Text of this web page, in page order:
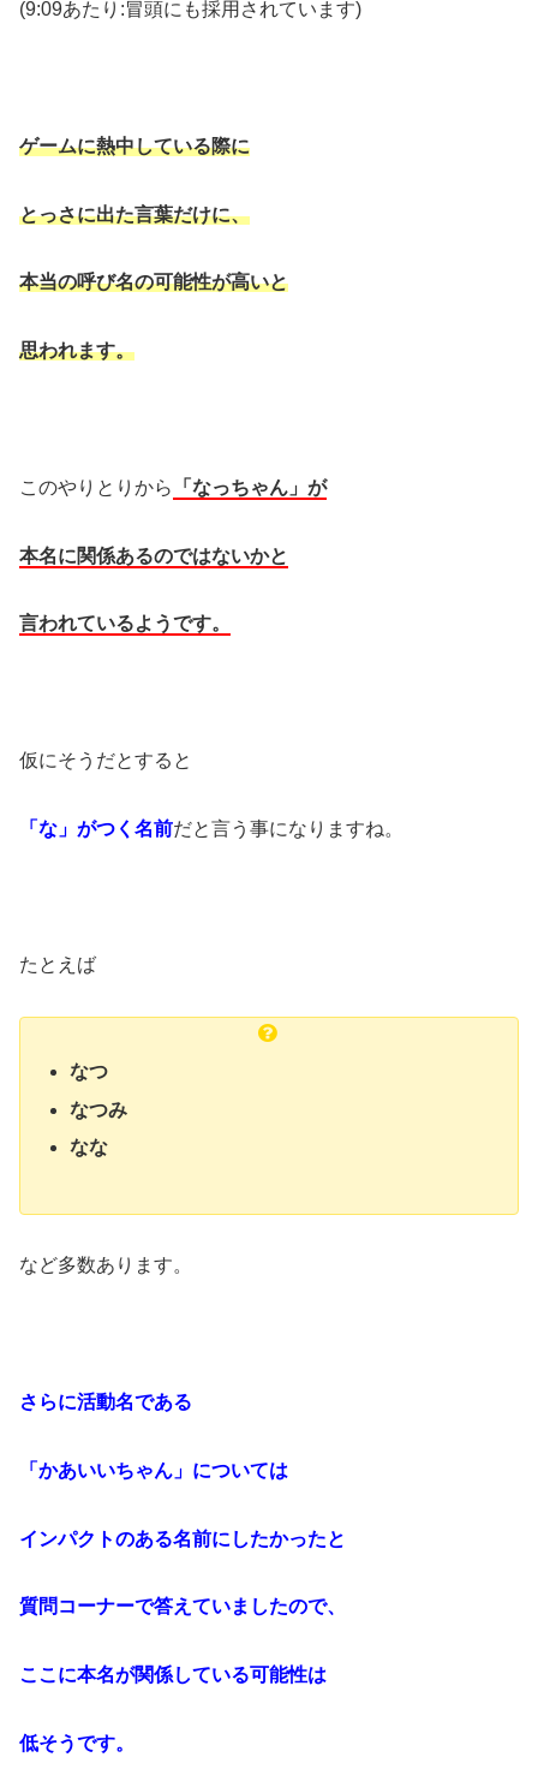
(9:09あたり:冒頭にも採用されています)
ゲームに熱中している際に
とっさに出た言葉だけに、
本当の呼び名の可能性が高いと
思われます。
このやりとりから 「なっちゃん」が
本名に関係あるのではないかと
言われているようです。
仮にそうだとすると
「な」がつく名前だと言う事になりますね。
たとえば
なつ
なつみ
なな
など多数あります。
さらに活動名である
「かあいいちゃん」については
インパクトのある名前にしたかったと
質問コーナーで答えていましたので、
ここに本名が関係している可能性は
低そうです。